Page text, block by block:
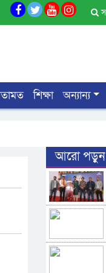
শিক্ষা অন্যান্য
আরো পড়ুন